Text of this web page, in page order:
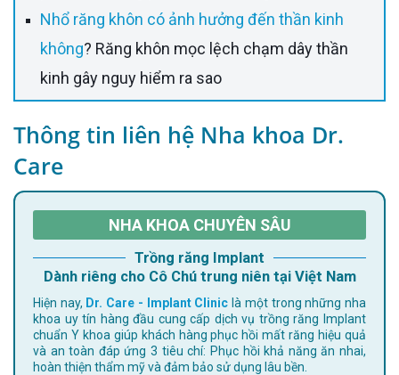
Nhổ răng khôn có ảnh hưởng đến thần kinh
không? Răng khôn mọc lệch chạm dây thần
kinh gây nguy hiểm ra sao
Thông tin liên hệ Nha khoa Dr.
Care
NHA KHOA CHUYÊN SÂU
Trồng răng Implant
Dành riêng cho Cô Chú trung niên tại Việt Nam
Hiện nay, Dr. Care - Implant Clinic là một trong những nha
khoa uy tín hàng đầu cung cấp dịch vụ trồng răng Implant
chuẩn Y khoa giúp khách hàng phục hồi mất răng hiệu quả
và an toàn đáp ứng 3 tiêu chí: Phục hồi khả năng ăn nhai,
hoàn thiện thẩm mỹ và đảm bảo sử dụng lâu bền.